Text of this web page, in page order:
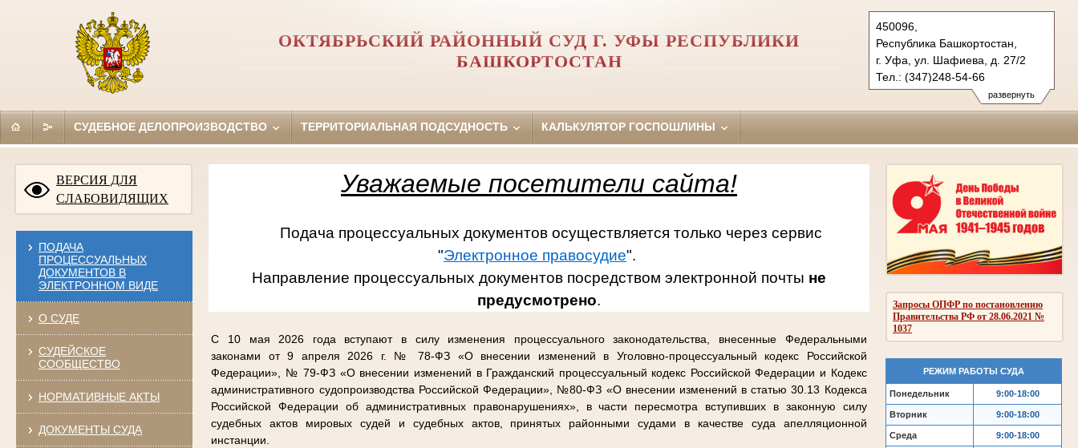
развернуть
450096,
Республика Башкортостан,
г. Уфа, ул. Шафиева, д. 27/2
Тел.: (347)248-54-66
oktiabrsky.bkr@sudrf.ru
схема проезда
ОКТЯБРЬСКИЙ РАЙОННЫЙ СУД Г. УФЫ РЕСПУБЛИКИ
БАШКОРТОСТАН
СУДЕБНОЕ ДЕЛОПРОИЗВОДСТВО ТЕРРИТОРИАЛЬНАЯ ПОДСУДНОСТЬ КАЛЬКУЛЯТОР ГОСПОШЛИНЫ
ВЕРСИЯ ДЛЯ
СЛАБОВИДЯЩИХ
ПОДАЧА
ПРОЦЕССУАЛЬНЫХ
ДОКУМЕНТОВ В
ЭЛЕКТРОННОМ ВИДЕ
О СУДЕ
СУДЕЙСКОЕ
СООБЩЕСТВО
НОРМАТИВНЫЕ АКТЫ
ДОКУМЕНТЫ СУДА
Запросы ОПФР по постановлению
Правительства РФ от 28.06.2021 №
1037
РЕЖИМ РАБОТЫ СУДА
Понедельник 9:00-18:00
Вторник 9:00-18:00
Среда 9:00-18:00
Уважаемые посетители сайта!
Подача процессуальных документов осуществляется только через сервис
"Электронное правосудие".
Направление процессуальных документов посредством электронной почты не
предусмотрено.
С 10 мая 2026 года вступают в силу изменения процессуального законодательства, внесенные Федеральными
законами от 9 апреля 2026 г. № 78-ФЗ «О внесении изменений в Уголовно-процессуальный кодекс Российской
Федерации», № 79-ФЗ «О внесении изменений в Гражданский процессуальный кодекс Российской Федерации и Кодекс
административного судопроизводства Российской Федерации», №80-ФЗ «О внесении изменений в статью 30.13 Кодекса
Российской Федерации об административных правонарушениях», в части пересмотра вступивших в законную силу
судебных актов мировых судей и судебных актов, принятых районными судами в качестве суда апелляционной
инстанции.